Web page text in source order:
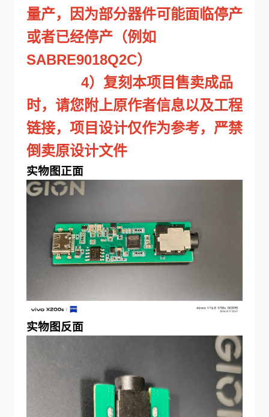
量产，因为部分器件可能面临停产
或者已经停产（例如
SABRE9018Q2C）
4）复刻本项目售卖成品
时，请您附上原作者信息以及工程
链接，项目设计仅作为参考，严禁
倒卖原设计文件
实物图正面
实物图反面